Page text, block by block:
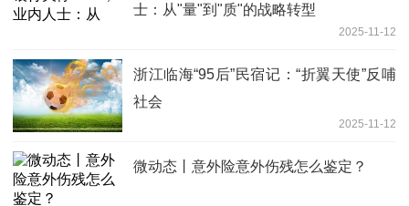
士：从"量"到"质"的战略转型
2025-11-12
浙江临海“95后”民宿记：“折翼天使”反哺
社会
2025-11-12
微动态丨意外险意外伤残怎么鉴定？